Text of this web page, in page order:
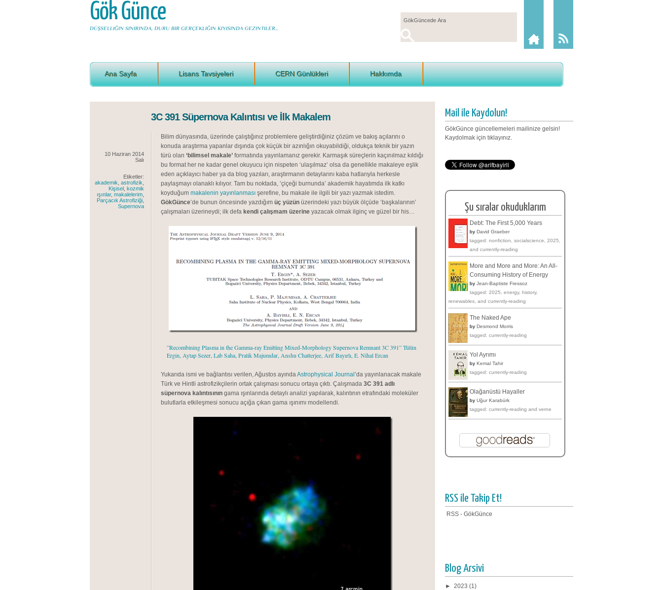
Gök Günce
DÜŞSELLIĞIN SINIRINDA, DURU BIR GERÇEKLIĞIN KIYISINDA GEZINTILER...
Ana Sayfa Lisans Tavsiyeleri CERN Günlükleri Hakkımda
10 Haziran 2014
Salı
Etiketler:
akademik astrofizik
Kişisel kozmik
ışınlar, makalelerim
Parçacık Astrofiziği
Supernova
3C 391 Süpernova Kalıntısı ve İlk Makalem
Bilim dünyasında, üzerinde çalıştığınız problemlere geliştirdiğiniz çözüm ve bakış açılarını o
konuda araştırma yapanlar dışında çok küçük bir azınlığın okuyabildiği, oldukça teknik bir yazın
türü olan ‘bilimsel makale’ formatında yayınlamanız gerekir. Karmaşık süreçlerin kaçınılmaz kıldığı
bu format her ne kadar genel okuyucu için nispeten ‘ulaşılmaz’ olsa da genellikle makaleye eşlik
eden açıklayıcı haber ya da blog yazıları, araştırmanın detaylarını kaba hatlarıyla herkesle
paylaşmayı olanaklı kılıyor. Tam bu noktada, ‘çiçeği burnunda’ akademik hayatımda ilk katkı
koyduğum makalenin yayınlanması şerefine, bu makale ile ilgili bir yazı yazmak istedim.
GökGünce’de bunun öncesinde yazdığım üç yüzün üzerindeki yazı büyük ölçüde ‘başkalarının’
çalışmaları üzerineydi; ilk defa kendi çalışmam üzerine yazacak olmak ilginç ve güzel bir his…
”Recombining Plasma in the Gamma-ray Emitting Mixed-Morphology Supernova Remnant 3C 391” Tülün
Ergin, Aytap Sezer, Lab Saha, Pratik Majumdar, Anshu Chatterjee, Arif Bayırlı, E. Nihal Ercan
Yukarıda ismi ve bağlantısı verilen, Ağustos ayındaAstrophysical Journal ’da yayınlanacak makale
Türk ve Hintli astrofizikçilerin ortak çalışması sonucu ortaya çıktı. Çalışmada 3C 391 adlı
süpernova kalıntısının gama ışınlarında detaylı analizi yapılarak, kalıntının etrafındaki moleküler
bulutlarla etkileşmesi sonucu açığa çıkan gama ışınımı modellendi.
Mail ile Kaydolun!
GökGünce güncellemeleri mailinize gelsin!
Kaydolmak için tıklayınız.
Şu sıralar okuduklarım
Debt: The First 5,000 Years
by David Graeber
tagged: nonfiction, socialscience, 2025,
and currently-reading
More and More and More: An All-
Consuming History of Energy
by Jean-Baptiste Fressoz
tagged: 2025, energy, history,
renewables, and currently-reading
The Naked Ape
by Desmond Morris
tagged: currently-reading
Yol Ayrımı
by Kemal Tahir
tagged: currently-reading
Olağanüstü Hayaller
by Uğur Karabürk
tagged: currently-reading and verne
RSS ile Takip Et!
RSS - GökGünce
Blog Arsivi
► 2023 (1)